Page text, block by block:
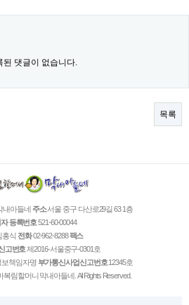
된 댓글이 없습니다.
목록
내아들네 주소서울 중구 다산로29길 63 1층
등록번호521-60-00044
홍식 전화02-962-8288팩스
고번호제2016-서울중구-0301호
책임자명 부가통신사업신고번호12345호
복림할머니 막내아들네. All Rights Reserved.